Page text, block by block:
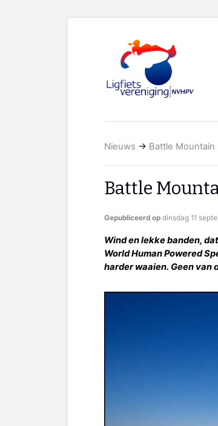
Nieuws → Battle
Battle
Gepubliceerd op dinsdag 11
Wind en lekke banden,
World Human Powered
harder waaien. Geen van